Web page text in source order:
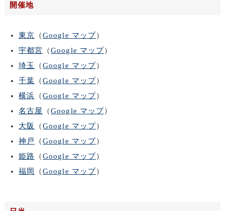
開催地
東京 （Google マップ）
宇都宮
（Google マップ）
埼玉
（Google マップ）
千葉 （Google マップ）
横浜 （Google マップ）
名古屋
（Google マップ）
大阪
（Google マップ）
神戸
（Google マップ）
姫路
（Google マップ）
福岡
（Google マップ）